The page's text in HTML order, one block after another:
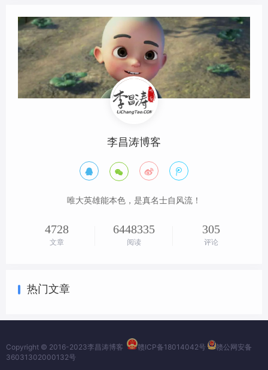
李昌涛博客
   
唯大英雄能本色，是真名士自风流！
4728
文章
6448335
阅读
305
评论
热门文章
Copyright © 2016-2023李昌涛博客 赣ICP备18014042号
赣公网安备
36031302000132号